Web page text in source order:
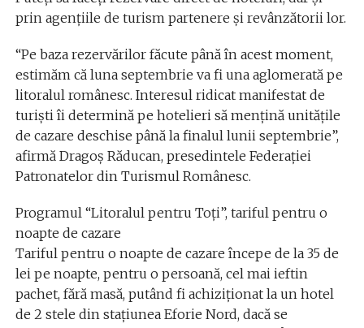
prin agenţiile de turism partenere şi revânzătorii lor.
“Pe baza rezervărilor făcute până în acest moment,
estimăm că luna septembrie va fi una aglomerată pe
litoralul românesc. Interesul ridicat manifestat de
turişti îi determină pe hotelieri să menţină unităţile
de cazare deschise până la finalul lunii septembrie”,
afirmă Dragoş Răducan, presedintele Federaţiei
Patronatelor din Turismul Românesc.
Programul “Litoralul pentru Toţi”, tariful pentru o
noapte de cazare
Tariful pentru o noapte de cazare începe de la 35 de
lei pe noapte, pentru o persoană, cel mai ieftin
pachet, fără masă, putând fi achiziţionat la un hotel
de 2 stele din staţiunea Eforie Nord, dacă se